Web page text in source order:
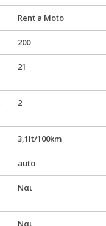
Rent a Moto
200
21
2
3,1lt/100km
auto
Ναι
Ναι